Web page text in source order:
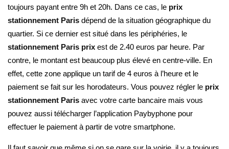
toujours payant entre 9h et 20h. Dans ce cas, le prix
stationnement Paris dépend de la situation géographique du
quartier. Si ce dernier est situé dans les périphéries, le
stationnement Paris prix est de 2.40 euros par heure. Par
contre, le montant est beaucoup plus élevé en centre-ville. En
effet, cette zone applique un tarif de 4 euros à l’heure et le
paiement se fait sur les horodateurs. Vous pouvez régler le prix
stationnement Paris avec votre carte bancaire mais vous
pouvez aussi télécharger l’application Paybyphone pour
effectuer le paiement à partir de votre smartphone.